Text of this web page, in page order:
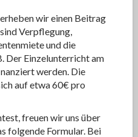
wir einen Beitrag
Verpflegung,
und die
Der Einzelunterricht am
werden. Die
auf etwa 60€ pro
freuen wir uns über
folgende Formular. Bei